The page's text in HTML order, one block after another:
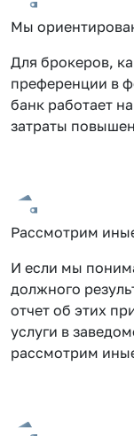
Мы
Для брокеров,
преференции в
банк работает
затраты
Рассмотрим
И если мы
должного
отчет об этих
услуги в
рассмотрим